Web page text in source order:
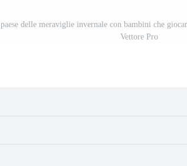
paese delle meraviglie invernale con bambini che
Vettore Pro